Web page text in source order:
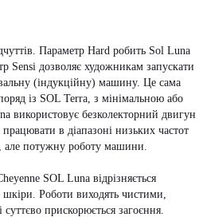
Параметр Hard робить Sol Luna
Sensi дозволяє художникам запускати
(індукційну) машину. Це сама
із SOL Terra, з мінімальною або
використовує безколекторний двигун
в діапазоні низьких частот
але потужну роботу машини.
SOL Luna відрізняється
шкіри. Роботи виходять чистими,
прискорюється загоєння.